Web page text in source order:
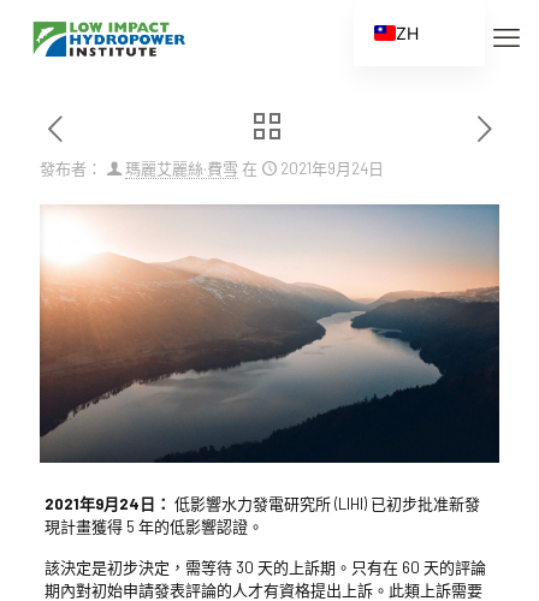
發布者： 瑪麗艾麗絲·費雪 在 2021年9月24日
2021年9月24日： 低影響水力發電研究所 (LIHI) 已初步批准新發
現計畫獲得 5 年的低影響認證。
該決定是初步決定，需等待 30 天的上訴期。只有在 60 天的評論
期內對初始申請發表評論的人才有資格提出上訴。此類上訴需要
ZH